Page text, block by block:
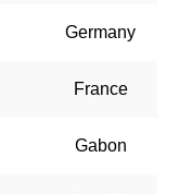
Germany
France
Gabon